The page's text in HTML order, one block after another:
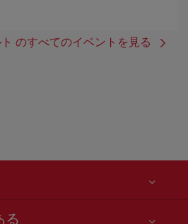
のすべてのイベントを見る
る